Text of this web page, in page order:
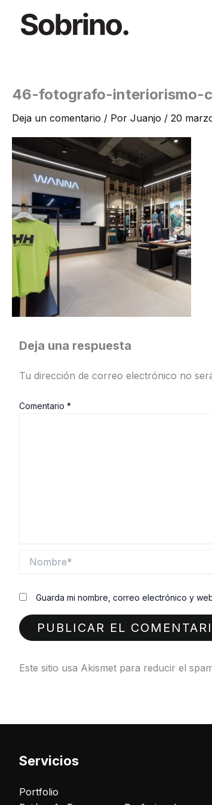
contenido
46-fotografo-interiorismo-
Deja un comentario / Por Juanjo / 20
Deja una respuesta
Tu dirección de correo electrónico no
Comentario *
Guarda mi nombre, correo electrónico y
Este sitio usa Akismet para reducir el
Servicios
Portfolio